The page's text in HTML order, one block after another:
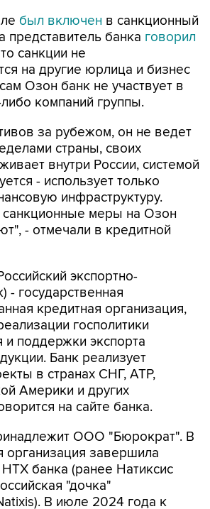
был включен в санкционный
представитель банка говорил
санкции не
на другие юрлица и бизнес
Озон банк не участвует в
компаний группы.
за рубежом, он не ведет
страны, своих
внутри России, системой
- использует только
инфраструктуру.
меры на Озон
- отмечали в кредитной
экспортно-
- государственная
кредитная организация,
госполитики
и поддержки экспорта
Банк реализует
в странах СНГ, АТР,
Америки и других
на сайте банка.
ООО "Бюрократ". В
организация завершила
банка (ранее Натиксис
"дочка"
В июле 2024 года к